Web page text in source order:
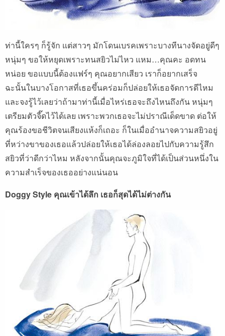
ท่านี้ใครๆ ก็รู้จัก แต่สาวๆ มักโดนเบรคเพราะบางทีนางจัดอยู่ดีๆ
หนุ่มๆ ขอให้หยุดเพราะทนสยิวไม่ไหว แหม…คุณคะ อดทน
หน่อย ขอแบบนี้ต้องแฟร์ๆ คุณอยากเสียว เราก็อยากเสร็จ
ฉะนั้นในบางโอกาสที่เธอขึ้นคร่อมก็ปล่อยให้เธอจัดการดีไหม
และจงรู้ไว้เลยว่าถ้ามาท่านี้เมื่อไหร่เธอจะถึงไหนถึงกัน หนุ่มๆ
เตรียมตัวจี๊ดไว้ได้เลย เพราะพวกเธอจะไม่ปราณีเด็ดขาด ต่อให้
คุณร้องขอชีวิตจนเสียงแห้งก็เถอะ ก็ในเมื่ออำนาจความสยิวอยู่
ที่หว่างขาของเธอแล้วปล่อยให้เธอได้ล่องลอยไปกับความรู้สึก
สยิวที่ว่าดีกว่าไหม หลังจากนั้นคุณจะภูมิใจที่ได้เป็นส่วนหนึ่งใน
ความสำเร็จของเธออย่างแน่นอน
Doggy Style คุณเข้าได้ลึก เธอก็สุดได้ไม่ต่างกัน